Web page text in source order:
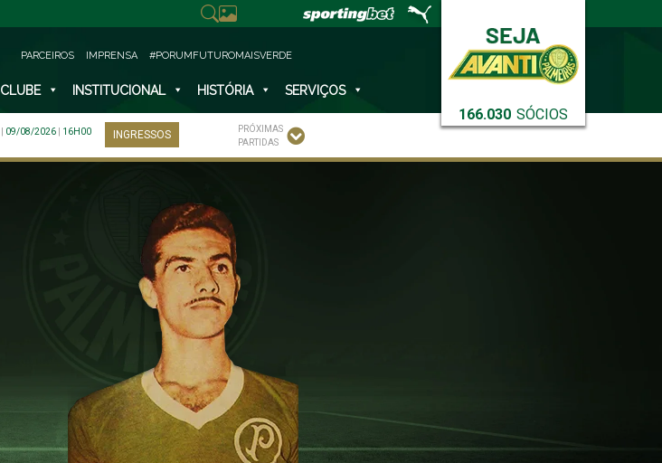
166.030 SÓCIOS
PARCEIROS IMPRENSA #PORUMFUTUROMAISVERDE
CLUBE INSTITUCIONAL HISTÓRIA SERVIÇOS
09/08/2026
16H00
INGRESSOS
PRÓXIMAS
PARTIDAS